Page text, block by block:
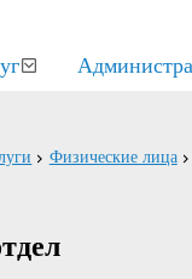
Физические лица